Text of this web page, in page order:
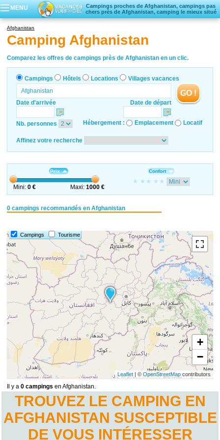
MENU
Campings proches de Afghanistan, campings pas
chers près de Afghanistan, camping le mieux situé
Hôtels
Locations vacances
Villages vacances
Afghanistan
Camping Afghanistan
Comparez les offres de campings près de Afghanistan en un clic.
Campings Hôtels Locations Villages vacances
Date d'arrivée Date de départ
GO !
Nb. personnes Hébergement : Emplacement Locatif
Affinez votre recherche
Prix
Mini: 0 € Maxi: 1000 €
Confort
0 campings recommandés en Afghanistan
Campings Tourisme
+
−
Leaflet| © OpenStreetMapcontributors
Il y a0 campings en Afghanistan.
TROUVEZ LE CAMPING EN
AFGHANISTAN SUSCEPTIBLE
DE VOUS INTÉRESSER